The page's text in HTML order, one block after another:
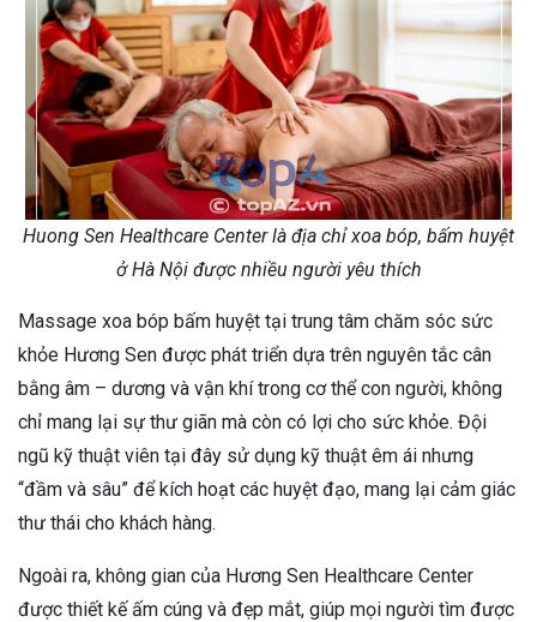
Huong Sen Healthcare Center là địa chỉ xoa bóp, bấm huyệt
ở Hà Nội được nhiều người yêu thích
Massage xoa bóp bấm huyệt tại trung tâm chăm sóc sức
khỏe Hương Sen được phát triển dựa trên nguyên tắc cân
bằng âm – dương và vận khí trong cơ thể con người, không
chỉ mang lại sự thư giãn mà còn có lợi cho sức khỏe. Đội
ngũ kỹ thuật viên tại đây sử dụng kỹ thuật êm ái nhưng
“đầm và sâu” để kích hoạt các huyệt đạo, mang lại cảm giác
thư thái cho khách hàng.
Ngoài ra, không gian của Hương Sen Healthcare Center
được thiết kế ấm cúng và đẹp mắt, giúp mọi người tìm được